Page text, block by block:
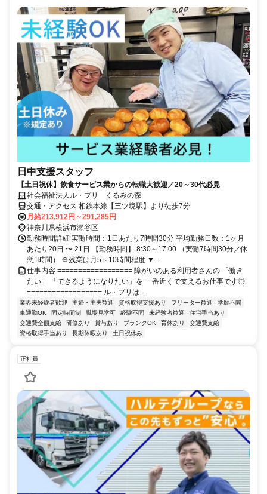
日中支援スタッフ
【土日祝休】飲食サービス業からの転職大歓迎／20～30代必見
社会福祉法人ル・プリ くるみの森
交通・アクセス 相鉄本線【三ツ境駅】より徒歩7分
月給213,912円～291,285円
神奈川県横浜市瀬谷区
勤務時間詳細 実働時間：1日あたり7時間30分 平均勤務日数：1ヶ月
あたり20日 〜 21日 【勤務時間】 8:30～17:00 （実働7時間30分／休
憩1時間） ※残業は月5～10時間程度 ▼...
仕事内容 ================== 障がいのある利用者さんの 「働き
たい」 「できるようになりたい」を 一番近くで支えるお仕事です◎
================== ル・プリは...
業界未経験者歓迎 主婦・主夫歓迎 資格取得支援あり フリーター歓迎
学歴不問
車通勤OK
固定時間制 職場見学可 経験不問 未経験者歓迎
住宅手当あり
交通費全額支給
研修あり 賞与あり ブランクOK 育休あり
交通費支給
資格取得手当あり
長期休暇あり 土日祝休み
正社員